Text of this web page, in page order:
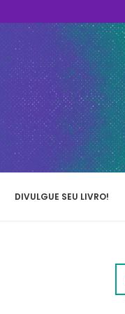
DIVULGUE SEU LIVRO!